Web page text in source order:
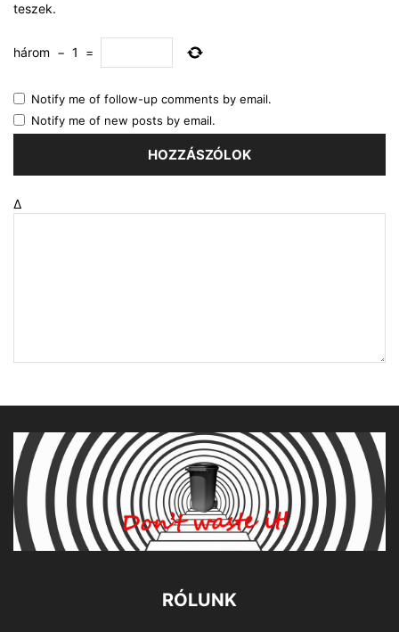
teszek.
három − 1 =
Notify me of follow-up comments by email.
Notify me of new posts by email.
Δ
RÓLUNK